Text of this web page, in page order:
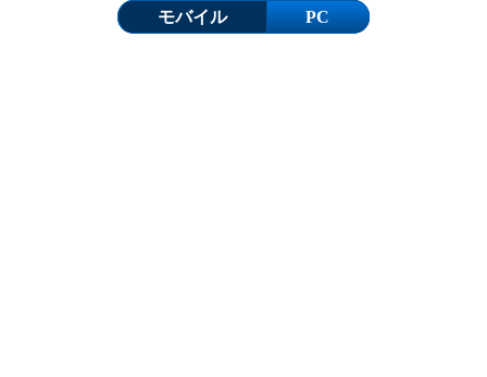
モバイル PC